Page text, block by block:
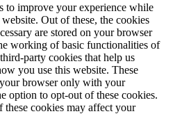
to improve your experience while
Out of these, the cookies
are stored on your browser
working of basic functionalities of
party cookies that help us
you use this website. These
browser only with your
option to opt-out of these cookies.
cookies may affect your